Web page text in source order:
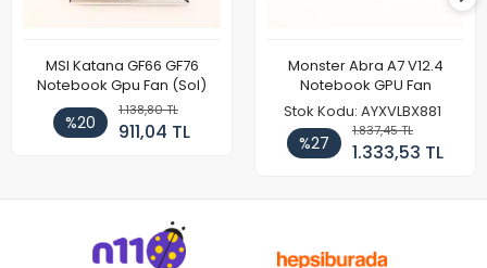
MSI Katana GF66 GF76
Notebook Gpu Fan (Sol)
%20
1.138,80 TL
911,04 TL
Monster Abra A7 V12.4
Notebook GPU Fan
Stok Kodu: AYXVLBX881
%27
1.837,45 TL
1.333,53 TL